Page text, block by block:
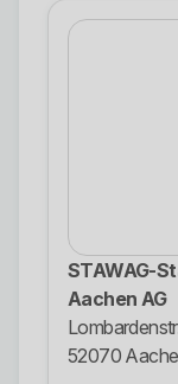
STAWAG-
Aachen AG
52070